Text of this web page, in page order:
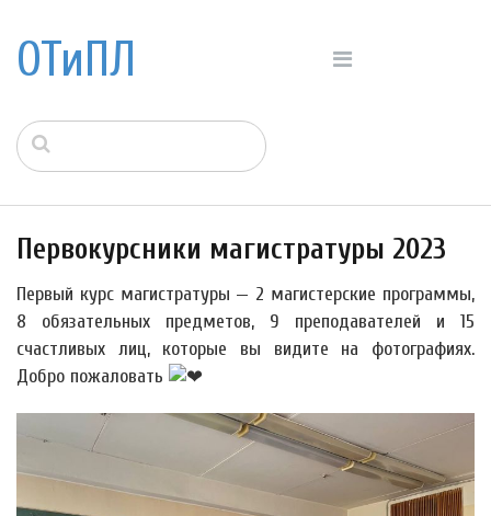
ОТиПЛ
Первокурсники магистратуры 2023
Первый курс магистратуры — 2 магистерские программы,
8 обязательных предметов, 9 преподавателей и 15
счастливых лиц, которые вы видите на фотографиях.
Добро пожаловать